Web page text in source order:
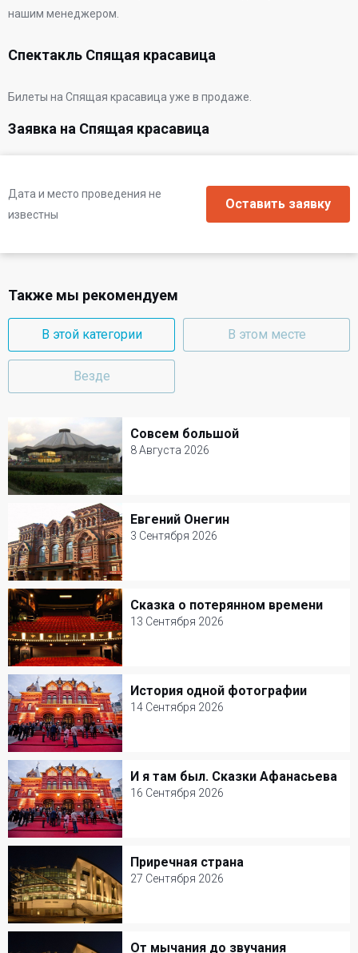
нашим менеджером.
Спектакль Спящая красавица
Билеты на Спящая красавица уже в продаже.
Заявка на Спящая красавица
Дата и место проведения не
известны
Также мы рекомендуем
В этой категории В этом месте
Везде
Совсем большой
8 Августа 2026
Совсем большой
8 Августа 2026
Цирк на Вернадского
Цирк
Евгений Онегин
3 Сентября 2026
Евгений Онегин
3 Сентября 2026
Театр им. В. Маяковского
Детские спектакли
Сказка о потерянном времени
13 Сентября 2026
Сказка о потерянном времени
13 Сентября 2026
Театр на Таганке
Детские спектакли
История одной фотографии
14 Сентября 2026
История одной фотографии
14 Сентября 2026
Театр Наций
Кукольные
И я там был. Сказки Афанасьева
16 Сентября 2026
И я там был. Сказки Афанасьева
16 Сентября 2026
Театр Наций
Детские спектакли
Приречная страна
27 Сентября 2026
Приречная страна
27 Сентября 2026
Мастерская Петра Фоменко
От мычания до звучания